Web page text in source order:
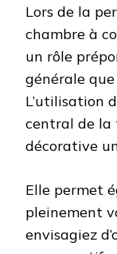
Lors de la
chambre à
un rôle
générale
L’utilisation
central de la
décorative
Elle permet
pleinement
envisagiez